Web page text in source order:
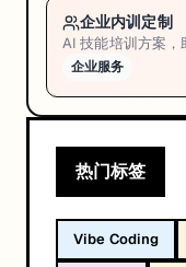
企业内训定制
AI 技能培训方案，
企业服务
热门标签
Vibe Coding